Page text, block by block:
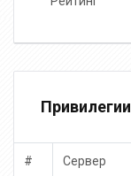
Привилегии
# Сервер